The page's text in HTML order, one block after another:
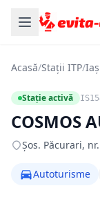
Acasă/Stații ITP/
Stație activă
COSMOS
Şos. Păcurari,
Autoturisme